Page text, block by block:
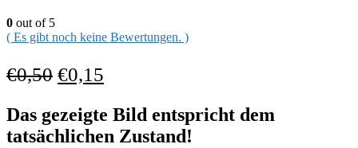
0 out of 5
( Es gibt noch keine Bewertungen. )
€0,50 €0,15
Das gezeigte Bild entspricht dem
tatsächlichen Zustand!